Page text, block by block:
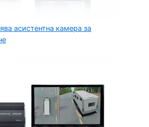
асистентна камера за